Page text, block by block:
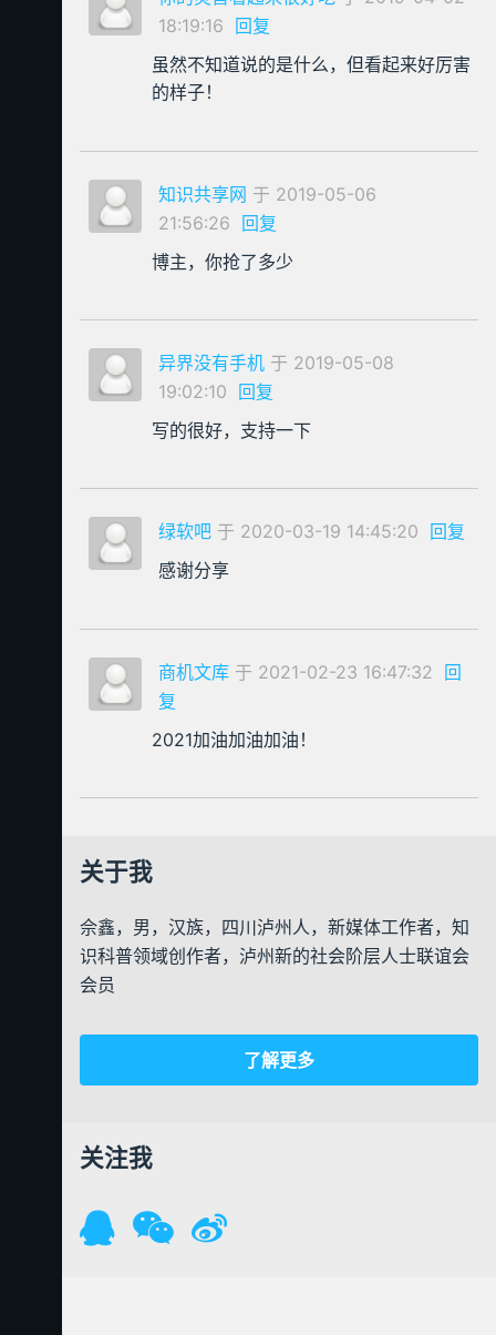
18:19:16 回复
虽然不知道说的是什么，但看起来好厉害
的样子！
知识共享网 于 2019-05-06
21:56:26 回复
博主，你抢了多少
异界没有手机 于 2019-05-08
19:02:10 回复
写的很好，支持一下
绿软吧 于 2020-03-19 14:45:20 回复
感谢分享
商机文库 于 2021-02-23 16:47:32 回
复
2021加油加油加油！
关于我
佘鑫，男，汉族，四川泸州人，新媒体工作者，知
识科普领域创作者，泸州新的社会阶层人士联谊会
会员
了解更多
关注我